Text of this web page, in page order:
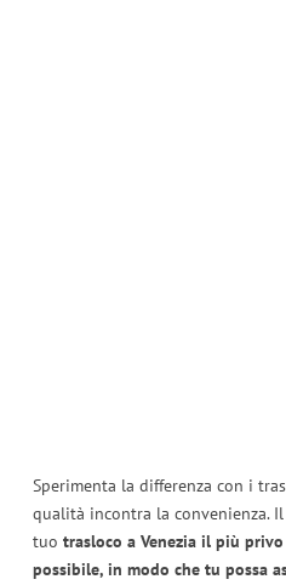
Sperimenta la differenza con i
qualità incontra la convenienza.
tuo trasloco a Venezia il più
possibile, in modo che tu possa